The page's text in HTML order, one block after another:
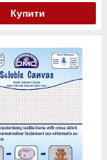
Купити